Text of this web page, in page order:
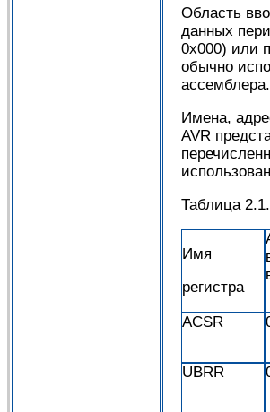
Область
данных
0x000) или
обычно
ассемблера.
Имена,
AVR
Таблица
Имя
регистра
ACSR
UBRR